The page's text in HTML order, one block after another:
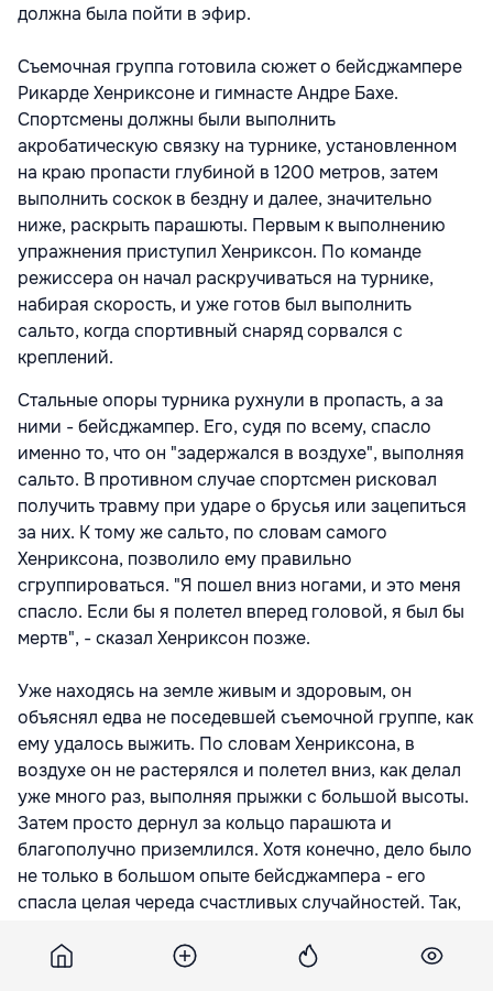
должна была пойти в эфир.
Съемочная группа готовила сюжет о бейсджампере
Рикарде Хенриксоне и гимнасте Андре Бахе.
Спортсмены должны были выполнить
акробатическую связку на турнике, установленном
на краю пропасти глубиной в 1200 метров, затем
выполнить соскок в бездну и далее, значительно
ниже, раскрыть парашюты. Первым к выполнению
упражнения приступил Хенриксон. По команде
режиссера он начал раскручиваться на турнике,
набирая скорость, и уже готов был выполнить
сальто, когда спортивный снаряд сорвался с
креплений.
Стальные опоры турника рухнули в пропасть, а за
ними - бейсджампер. Его, судя по всему, спасло
именно то, что он "задержался в воздухе", выполняя
сальто. В противном случае спортсмен рисковал
получить травму при ударе о брусья или зацепиться
за них. К тому же сальто, по словам самого
Хенриксона, позволило ему правильно
сгруппироваться. "Я пошел вниз ногами, и это меня
спасло. Если бы я полетел вперед головой, я был бы
мертв", - сказал Хенриксон позже.
Уже находясь на земле живым и здоровым, он
объяснял едва не поседевшей съемочной группе, как
ему удалось выжить. По словам Хенриксона, в
воздухе он не растерялся и полетел вниз, как делал
уже много раз, выполняя прыжки с большой высоты.
Затем просто дернул за кольцо парашюта и
благополучно приземлился. Хотя конечно, дело было
не только в большом опыте бейсджампера - его
спасла целая череда счастливых случайностей. Так,
находился на самой высокой точке своей